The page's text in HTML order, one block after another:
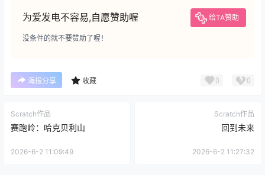
为爱发电不容易,自愿赞助喔 给TA赞助
没条件的就不要赞助了喔！
海报分享 收藏 0 0
Scratch作品
赛跑岭：哈克贝利山
2026-6-2 11:09:49
Scratch作品
回到未来
2026-6-2 11:27:32